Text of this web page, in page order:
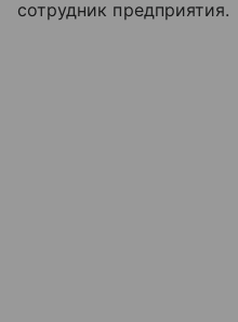
сотрудник предприятия.